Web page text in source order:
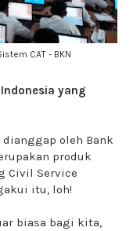
CAT - BKN
yang
oleh Bank
produk
Civil Service
itu, loh!
biasa bagi kita,